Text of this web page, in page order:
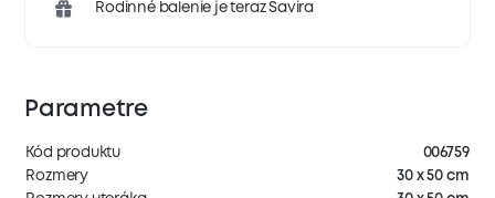
Rodinné balenie je teraz Savira
Parametre
Kód produktu
006759
Rozmery
30 x 50 cm